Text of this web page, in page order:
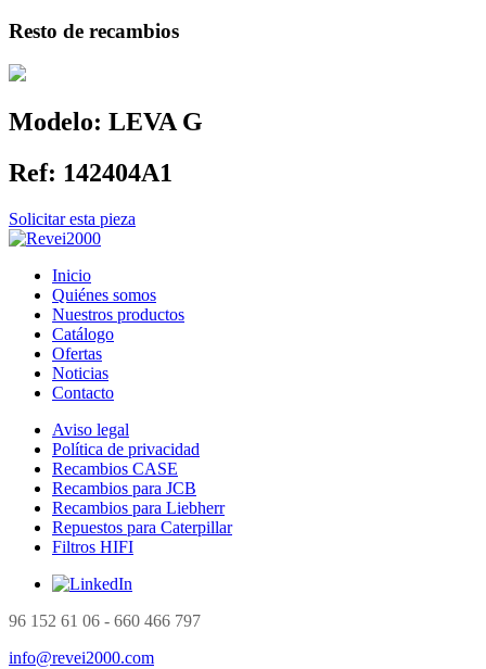
Resto de recambios
Modelo: LEVA G
Ref: 142404A1
Solicitar esta pieza
Inicio
Quiénes somos
Nuestros productos
Catálogo
Ofertas
Noticias
Contacto
Aviso legal
Política de privacidad
Recambios CASE
Recambios para JCB
Recambios para Liebherr
Repuestos para Caterpillar
Filtros HIFI
96 152 61 06 - 660 466 797
info@revei2000.com